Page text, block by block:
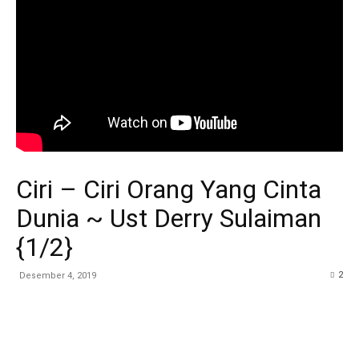
Ciri – Ciri Orang Yang Cinta
Dunia ~ Ust Derry Sulaiman
{1/2}
Desember 4, 2019 2